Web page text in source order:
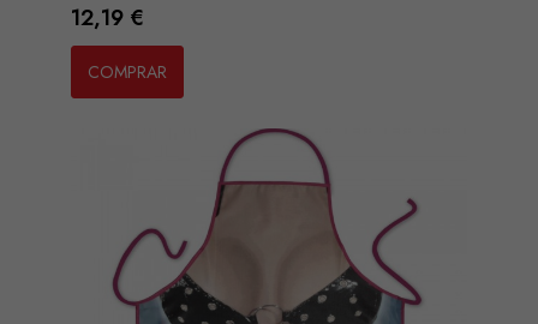
Preço
12,19 €
COMPRAR